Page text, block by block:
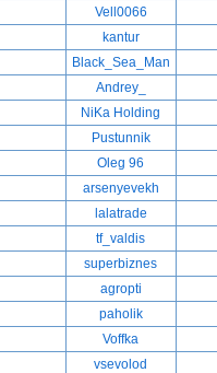
Vell0066
kantur
Black_Sea_Man
Andrey_
NiKa Holding
Pustunnik
Oleg 96
arsenyevekh
lalatrade
tf_valdis
superbiznes
agropti
paholik
Voffka
vsevolod